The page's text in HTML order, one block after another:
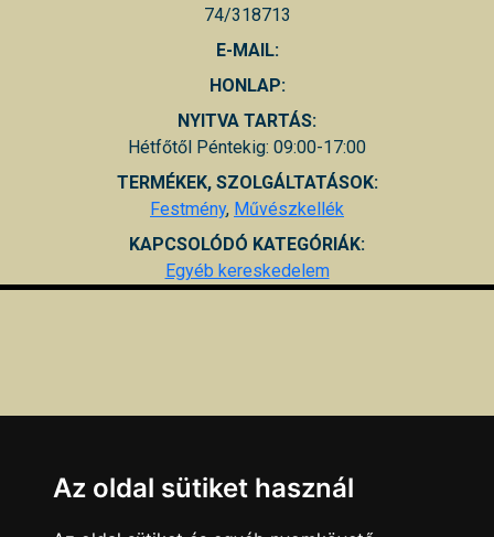
74/318713
E-MAIL:
HONLAP:
NYITVA TARTÁS:
Hétfőtől Péntekig: 09:00-17:00
TERMÉKEK, SZOLGÁLTATÁSOK:
Festmény, Művészkellék
KAPCSOLÓDÓ KATEGÓRIÁK:
Egyéb kereskedelem
Az oldal sütiket használ